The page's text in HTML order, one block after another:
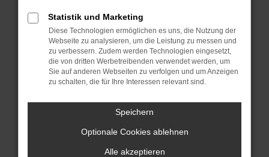
Überprüfe deine Firewall und deine
Internetverbindung.
Laden andere Webseiten, zum Beispiel
deine Suchmaschine?
Prüfe deine Browsererweiterungen.
Manche Erweiterungen, wie
Werbeblocker, können das Laden
bestimmter Seiten verhindern.
Funktioniert die Seite in einem anderen
Browser oder in einem privaten Fenster?
Statistik und Marketing
Diese Technologien ermöglichen es uns, die Nutzung der
Webseite zu analysieren, um die Leistung zu messen und
zu verbessern. Zudem werden Technologien eingesetzt,
die von dritten Werbetreibenden verwendet werden, um
Sie auf anderen Webseiten zu verfolgen und um Anzeigen
zu schalten, die für Ihre Interessen relevant sind.
Speichern
Optionale Cookies ablehnen
Alle akzeptieren